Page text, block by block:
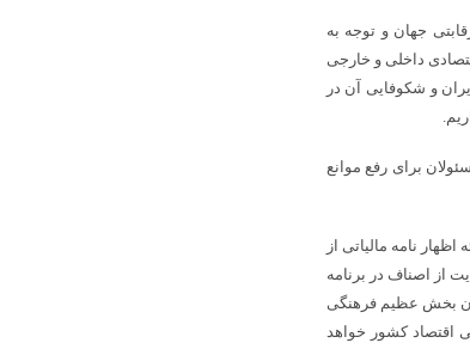
جهان و توجه به
داخلی و خارجی
و شکوفایی آن در
برای رفع موانع
نیز در سخنانی با اشاره به افزایش ١۵ درصدی ارائه اظهار نامه مالیاتی از
از اصناف در برنامه
بخش عظیم فرهنگی
اقتصاد کشور خواهد